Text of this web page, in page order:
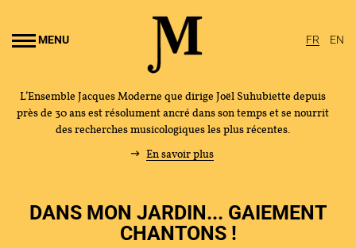
MENU FR EN
L’Ensemble Jacques Moderne que dirige Joël Suhubiette depuis
près de 30 ans est résolument ancré dans son temps et se nourrit
des recherches musicologiques les plus récentes.
En savoir plus
DANS MON JARDIN... GAIEMENT
CHANTONS !